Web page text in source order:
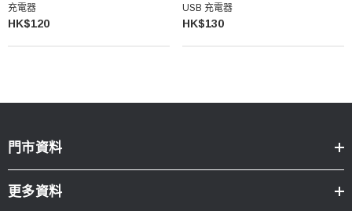
充電器
HK$120
USB 充電器
HK$130
門市資料
更多資料